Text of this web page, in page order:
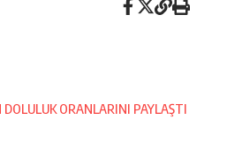
DOLULUK ORANLARINI PAYLAŞTI